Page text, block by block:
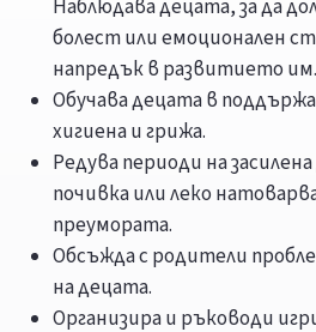
Наблюдава децата, за да
болест или емоционален
напредък в развитието им.
Обучава децата в
хигиена и грижа.
Редува периоди на
почивка или леко
преумората.
Обсъжда с родители
на децата.
Организира и ръководи